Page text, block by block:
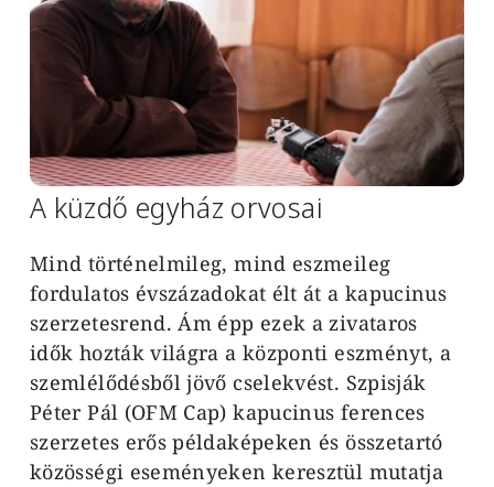
A küzdő egyház orvosai
Mind történelmileg, mind eszmeileg
fordulatos évszázadokat élt át a kapucinus
szerzetesrend. Ám épp ezek a zivataros
idők hozták világra a központi eszményt, a
szemlélődésből jövő cselekvést. Szpisják
Péter Pál (OFM Cap) kapucinus ferences
szerzetes erős példaképeken és összetartó
közösségi eseményeken keresztül mutatja